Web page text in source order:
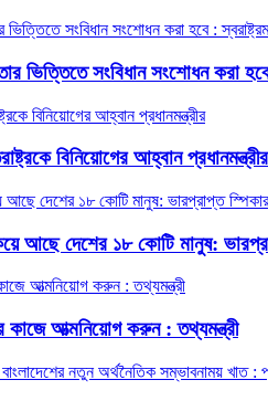
ভিত্তিতে সংবিধান সংশোধন করা হবে :
বিনিয়োগের আহ্বান প্রধানমন্ত্রীর
আছে দেশের ১৮ কোটি মানুষ:
কাজে আত্মনিয়োগ করুন : তথ্যমন্ত্রী